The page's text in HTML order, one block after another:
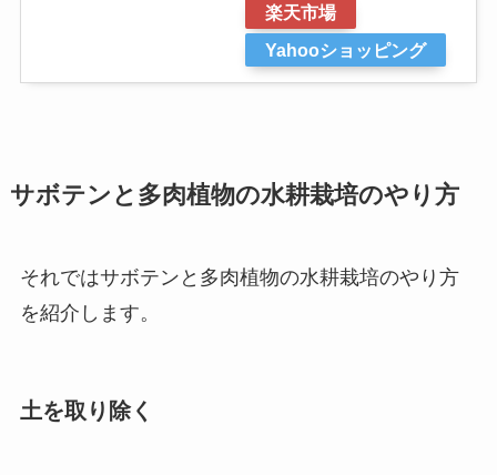
楽天市場
Yahooショッピング
サボテンと多肉植物の水耕栽培のやり方
それではサボテンと多肉植物の水耕栽培のやり方
を紹介します。
土を取り除く